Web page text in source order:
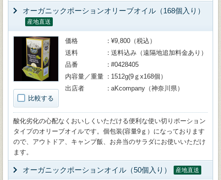
オーガニックポーションオリーブオイル（168個入り）
産地直送
比較する
価格
¥9,800（税込）
送料
送料込み（遠隔地追加料金あり）
品番
#0428405
内容量／重量
1512g(9ｇx168個）
出店者
aKcompany（神奈川県）
酸化劣化の心配なくおいしくいただける便利な使い切りポーション
タイプのオリーブオイルです。個包装(容量9ｇ）になっております
ので、アウトドア、キャンプ飯、お弁当のサラダにお使いいただけ
ます。
オーガニックポーションオイル（50個入り） 産地直送